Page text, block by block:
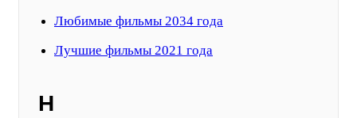
Любимые фильмы 2034 года
Лучшие фильмы 2021 года
Н